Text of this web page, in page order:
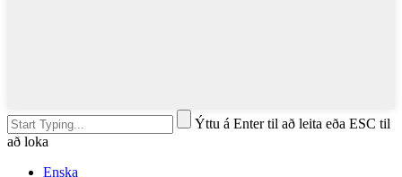
Ýttu á Enter til að leita eða ESC til
að loka
Enska